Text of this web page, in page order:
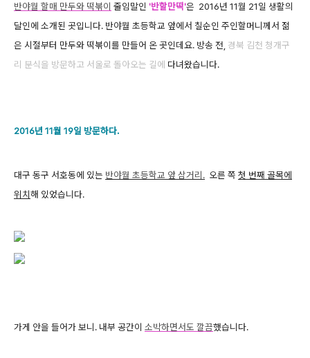
반야월 할매 만두와 떡볶이 줄임말인 '반할만떡'은 2016년 11월 21일 생활의
달인에 소개된 곳입니다. 반야월 초등학교 앞에서 칠순인 주인할머니께서 젊
은 시절부터 만두와 떡볶이를 만들어 온 곳인데요. 방송 전, 경북 김천 청개구
리 분식을 방문하고 서울로 돌아오는 길에 다녀왔습니다.
2016년 11월 19일 방문하다.
대구 동구 서호동에 있는 반야월 초등학교 앞 삼거리. 오른 쪽 첫 번째 골목에
위치해 있었습니다.
가게 안을 들어가 보니. 내부 공간이 소박하면서도 깔끔했습니다.